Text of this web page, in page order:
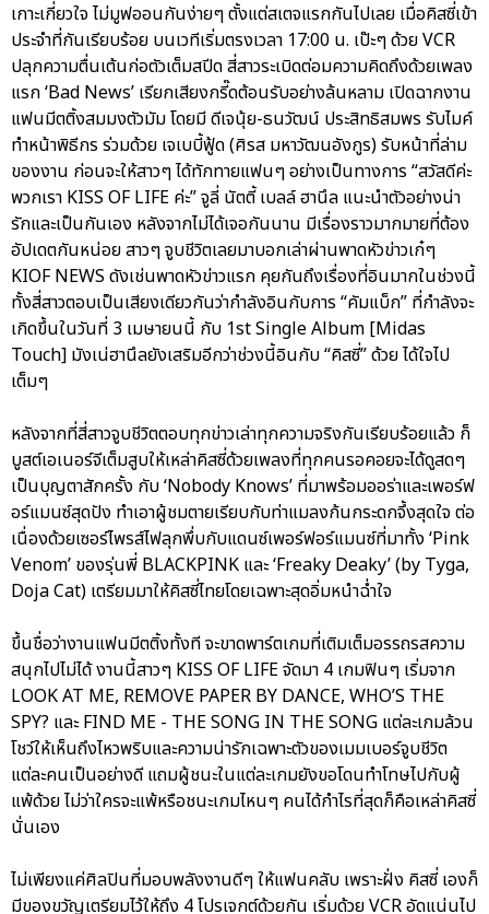
เกาะเกี่ยวใจ ไม่มูฟออนกันง่ายๆ ตั้งแต่สเตจแรกกันไปเลย เมื่อคิสซี่เข้า
ประจำที่กันเรียบร้อย บนเวทีเริ่มตรงเวลา 17:00 น. เป๊ะๆ ด้วย VCR
ปลุกความตื่นเต้นก่อตัวเต็มสปีด สี่สาวระเบิดต่อมความคิดถึงด้วยเพลง
แรก ‘Bad News’ เรียกเสียงกรี๊ดต้อนรับอย่างล้นหลาม เปิดฉากงาน
แฟนมีตติ้งสมมงตัวมัม โดยมี ดีเจนุ้ย-ธนวัฒน์ ประสิทธิสมพร รับไมค์
ทำหน้าพิธีกร ร่วมด้วย เจเบบี้ฟู้ด (ศิรส มหาวัฒนอังกูร) รับหน้าที่ล่าม
ของงาน ก่อนจะให้สาวๆ ได้ทักทายแฟนๆ อย่างเป็นทางการ “สวัสดีค่ะ
พวกเรา KISS OF LIFE ค่ะ” จูลี่ นัตตี้ เบลล์ ฮานึล แนะนำตัวอย่างน่า
รักและเป็นกันเอง หลังจากไม่ได้เจอกันนาน มีเรื่องราวมากมายที่ต้อง
อัปเดตกันหน่อย สาวๆ จูบชีวิตเลยมาบอกเล่าผ่านพาดหัวข่าวเก๋ๆ
KIOF NEWS ดังเช่นพาดหัวข่าวแรก คุยกันถึงเรื่องที่อินมากในช่วงนี้
ทั้งสี่สาวตอบเป็นเสียงเดียวกันว่ากำลังอินกับการ “คัมแบ็ก” ที่กำลังจะ
เกิดขึ้นในวันที่ 3 เมษายนนี้ กับ 1st Single Album [Midas
Touch] มังเน่ฮานึลยังเสริมอีกว่าช่วงนี้อินกับ “คิสซี่” ด้วย ได้ใจไป
เต็มๆ
หลังจากที่สี่สาวจูบชีวิตตอบทุกข่าวเล่าทุกความจริงกันเรียบร้อยแล้ว ก็
บูสต์เอเนอร์จีเต็มสูบให้เหล่าคิสซี่ด้วยเพลงที่ทุกคนรอคอยจะได้ดูสดๆ
เป็นบุญตาสักครั้ง กับ ‘Nobody Knows’ ที่มาพร้อมออร่าและเพอร์ฟ
อร์แมนซ์สุดปัง ทำเอาผู้ชมตายเรียบกับท่าแมลงก้นกระดกจึ้งสุดใจ ต่อ
เนื่องด้วยเซอร์ไพรส์ไฟลุกพึ่บกับแดนซ์เพอร์ฟอร์แมนซ์ที่มาทั้ง ‘Pink
Venom’ ของรุ่นพี่ BLACKPINK และ ‘Freaky Deaky’ (by Tyga,
Doja Cat) เตรียมมาให้คิสซี่ไทยโดยเฉพาะสุดอิ่มหนำฉ่ำใจ
ขึ้นชื่อว่างานแฟนมีตติ้งทั้งที จะขาดพาร์ตเกมที่เติมเต็มอรรถรสความ
สนุกไปไม่ได้ งานนี้สาวๆ KISS OF LIFE จัดมา 4 เกมฟินๆ เริ่มจาก
LOOK AT ME, REMOVE PAPER BY DANCE, WHO’S THE
SPY? และ FIND ME - THE SONG IN THE SONG แต่ละเกมล้วน
โชว์ให้เห็นถึงไหวพริบและความน่ารักเฉพาะตัวของเมมเบอร์จูบชีวิต
แต่ละคนเป็นอย่างดี แถมผู้ชนะในแต่ละเกมยังขอโดนทำโทษไปกับผู้
แพ้ด้วย ไม่ว่าใครจะแพ้หรือชนะเกมไหนๆ คนได้กำไรที่สุดก็คือเหล่าคิสซี่
นั่นเอง
ไม่เพียงแค่ศิลปินที่มอบพลังงานดีๆ ให้แฟนคลับ เพราะฝั่ง คิสซี่ เองก็
มีของขวัญเตรียมไว้ให้ถึง 4 โปรเจกต์ด้วยกัน เริ่มด้วย VCR อัดแน่นไป